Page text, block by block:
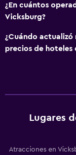
TV de pantalla plana
Canales de pago
Restaurante
Máquina
¿En cuántos
Vicksburg?
¿Cuándo
precios de hoteles
Lugares
Atracciones en